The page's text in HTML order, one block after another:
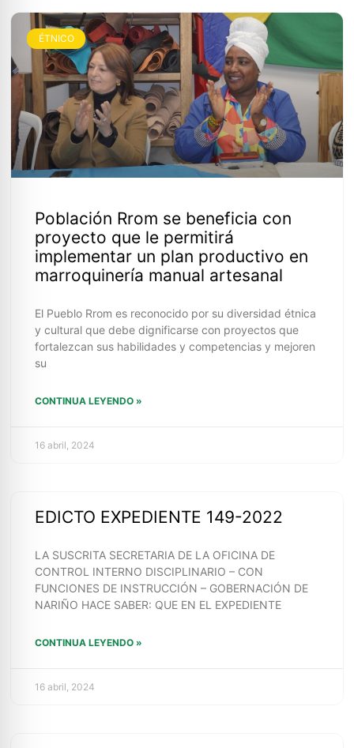
ÉTNICO
Población Rrom se beneficia con
proyecto que le permitirá
implementar un plan productivo en
marroquinería manual artesanal
El Pueblo Rrom es reconocido por su diversidad étnica
y cultural que debe dignificarse con proyectos que
fortalezcan sus habilidades y competencias y mejoren
su
CONTINUA LEYENDO »
16 abril, 2024
EDICTO EXPEDIENTE 149-2022
LA SUSCRITA SECRETARIA DE LA OFICINA DE
CONTROL INTERNO DISCIPLINARIO – CON
FUNCIONES DE INSTRUCCIÓN – GOBERNACIÓN DE
NARIÑO HACE SABER: QUE EN EL EXPEDIENTE
CONTINUA LEYENDO »
16 abril, 2024